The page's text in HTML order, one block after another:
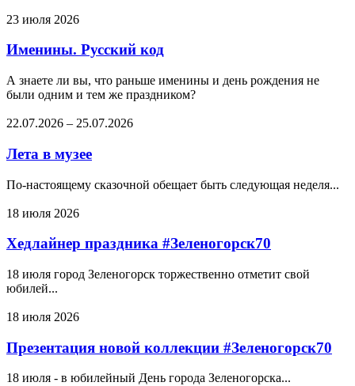
23 июля 2026
Именины. Русский код
А знаете ли вы, что раньше именины и день рождения не
были одним и тем же праздником?
22.07.2026 – 25.07.2026
Лета в музее
По-настоящему сказочной обещает быть следующая неделя...
18 июля 2026
Хедлайнер праздника #Зеленогорск70
18 июля город Зеленогорск торжественно отметит свой
юбилей...
18 июля 2026
Презентация новой коллекции #Зеленогорск70
18 июля - в юбилейный День города Зеленогорска...